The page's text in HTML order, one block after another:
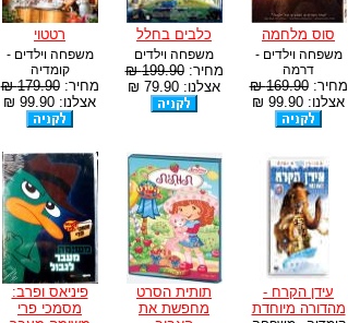
סוס מלחמה
משפחה וילדים -
דרמה
מחיר:169.90 ₪
אצלנו: 99.90 ₪
כלבים בחלל
משפחה וילדים
מחיר:199.90 ₪
אצלנו: 79.90 ₪
רטטוי
משפחה וילדים -
קומדיה
מחיר:179.90 ₪
אצלנו: 99.90 ₪
עידן הקרח -
מהדורה מיוחדת
תותית הסרט
מחפשת את
פיניאס ופרב:
מסמכי פרי